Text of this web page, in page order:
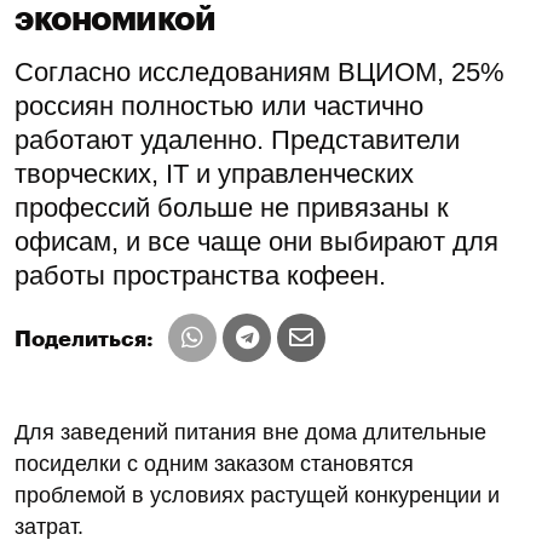
экономикой
Согласно исследованиям ВЦИОМ, 25%
россиян полностью или частично
работают удаленно. Представители
творческих, IT и управленческих
профессий больше не привязаны к
офисам, и все чаще они выбирают для
работы пространства кофеен.
Поделиться:
Для заведений питания вне дома длительные
посиделки с одним заказом становятся
проблемой в условиях растущей конкуренции и
затрат.